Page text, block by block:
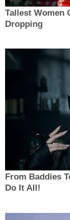
Tallest Women
Dropping
From Baddies
Do It All!